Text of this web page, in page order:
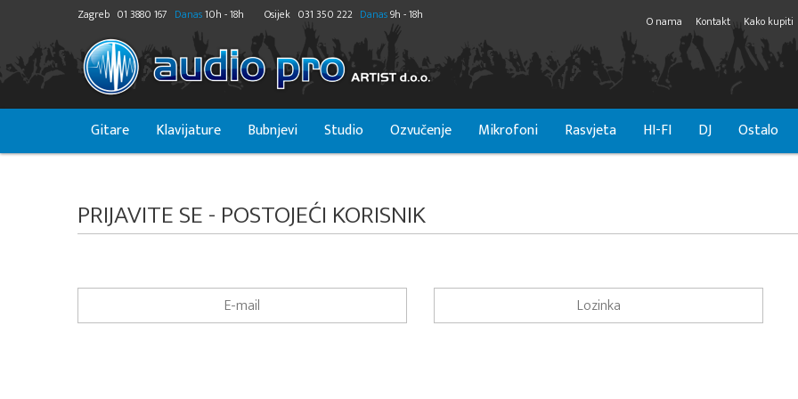
Zagreb 01 3880 167 Danas10h - 18h Osijek 031 350 222 Danas9h - 18h O nama Kontakt Kako kupiti
Gitare Klavijature Bubnjevi Studio Ozvučenje Mikrofoni Rasvjeta HI-FI DJ Ostalo
PRIJAVITE SE - POSTOJEĆI KORISNIK